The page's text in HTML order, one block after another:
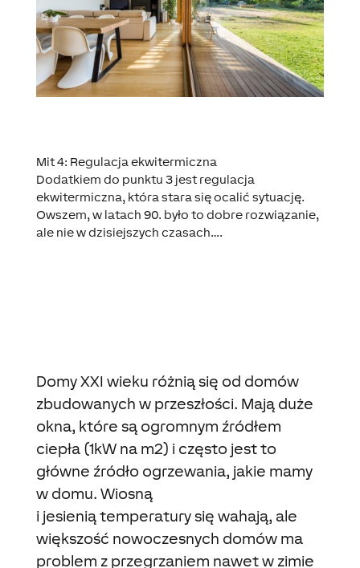
Mit 4: Regulacja ekwitermiczna
Dodatkiem do punktu 3 jest regulacja
ekwitermiczna, która stara się ocalić sytuację.
Owszem, w latach 90. było to dobre rozwiązanie,
ale nie w dzisiejszych czasach….
Domy XXI wieku różnią się od domów
zbudowanych w przeszłości. Mają duże
okna, które są ogromnym źródłem
ciepła (1kW na m2) i często jest to
główne źródło ogrzewania, jakie mamy
w domu. Wiosną
i jesienią temperatury się wahają, ale
większość nowoczesnych domów ma
problem z przegrzaniem nawet w zimie